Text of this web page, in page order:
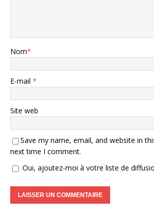
Nom*
E-mail *
Site web
Save my name, email, and website in
next time I comment.
Oui, ajoutez-moi à votre liste de